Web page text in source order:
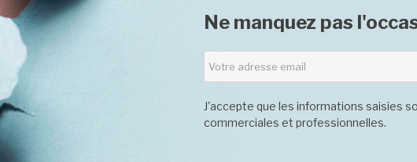
Ne manquez pas
J'accepte que les informations saisies
commerciales et professionnelles.